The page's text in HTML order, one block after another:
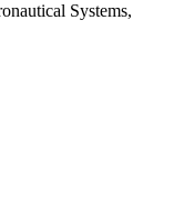
Systems,